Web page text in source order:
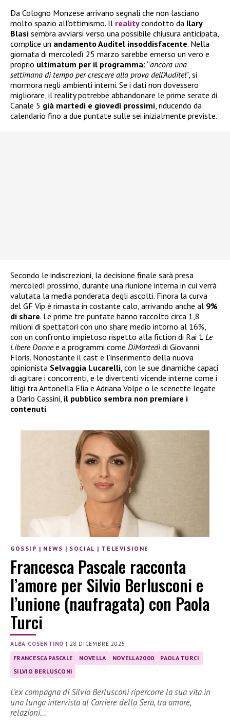
Da Cologno Monzese arrivano segnali che non lasciano
molto spazio all’ottimismo. Il realitycondotto da Ilary
Blasi sembra avviarsi verso una possibile chiusura anticipata,
complice un andamento Auditel insoddisfacente. Nella
giornata di mercoledì 25 marzo sarebbe emerso un vero e
proprio ultimatum per il programma: “ancora una
settimana di tempo per crescere alla prova dell’Auditel”, si
mormora negli ambienti interni. Se i dati non dovessero
migliorare, il reality potrebbe abbandonare le prime serate di
Canale 5 già martedì e giovedì prossimi , riducendo da
calendario fino a due puntate sulle sei inizialmente previste.
Secondo le indiscrezioni, la decisione finale sarà presa
mercoledì prossimo, durante una riunione interna in cui verrà
valutata la media ponderata degli ascolti. Finora la curva
del GF Vip è rimasta in costante calo, arrivando anche al 9%
di share. Le prime tre puntate hanno raccolto circa 1,8
milioni di spettatori con uno share medio intorno al 16%,
con un confronto impietoso rispetto alla fiction di Rai 1 Le
Libere Donnee a programmi come DiMartedì di Giovanni
Floris. Nonostante il cast e l’inserimento della nuova
opinionista Selvaggia Lucarelli , con le sue dinamiche capaci
di agitare i concorrenti, e le divertenti vicende interne come i
litigi tra Antonella Elia e Adriana Volpe o le scenette legate
a Dario Cassini, il pubblico sembra non premiare i
contenuti.
GOSSIP | NEWS | SOCIAL | TELEVISIONE
Francesca Pascale racconta
l’amore per Silvio Berlusconi e
l’unione (naufragata) con Paola
Turci
ALBA COSENTINO | 28 DICEMBRE 2025
FRANCESCA PASCALE NOVELLA NOVELLA2000
PAOLA TURCI
SILVIO BERLUSCONI
L’ex compagna di Silvio Berlusconi ripercorre la sua vita in
una lunga intervista al Corriere della Sera, tra amore,
relazioni…